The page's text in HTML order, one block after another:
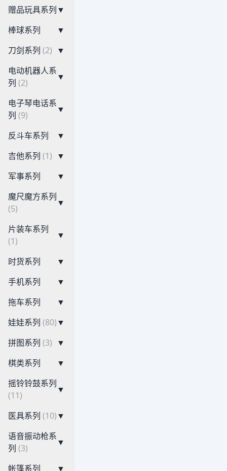
赠品玩具系列▼
棒球系列
▼
刀剑系列 (2) ▼
电动机器人系
列 (2)
▼
电子琴电话系
列 (9)
▼
反斗车系列
▼
吉他系列 (1) ▼
军事系列
▼
魔尺魔方系列
(5)
▼
片装车系列
(1)
▼
时货系列
▼
手机系列
▼
拖车系列
▼
娃娃系列 (80)▼
拼图系列 (3) ▼
棋类系列
▼
摇铃铃鼓系列
(11)
▼
医具系列 (10)▼
语音振动枪系
列 (3)
▼
帐篷系列 ▼